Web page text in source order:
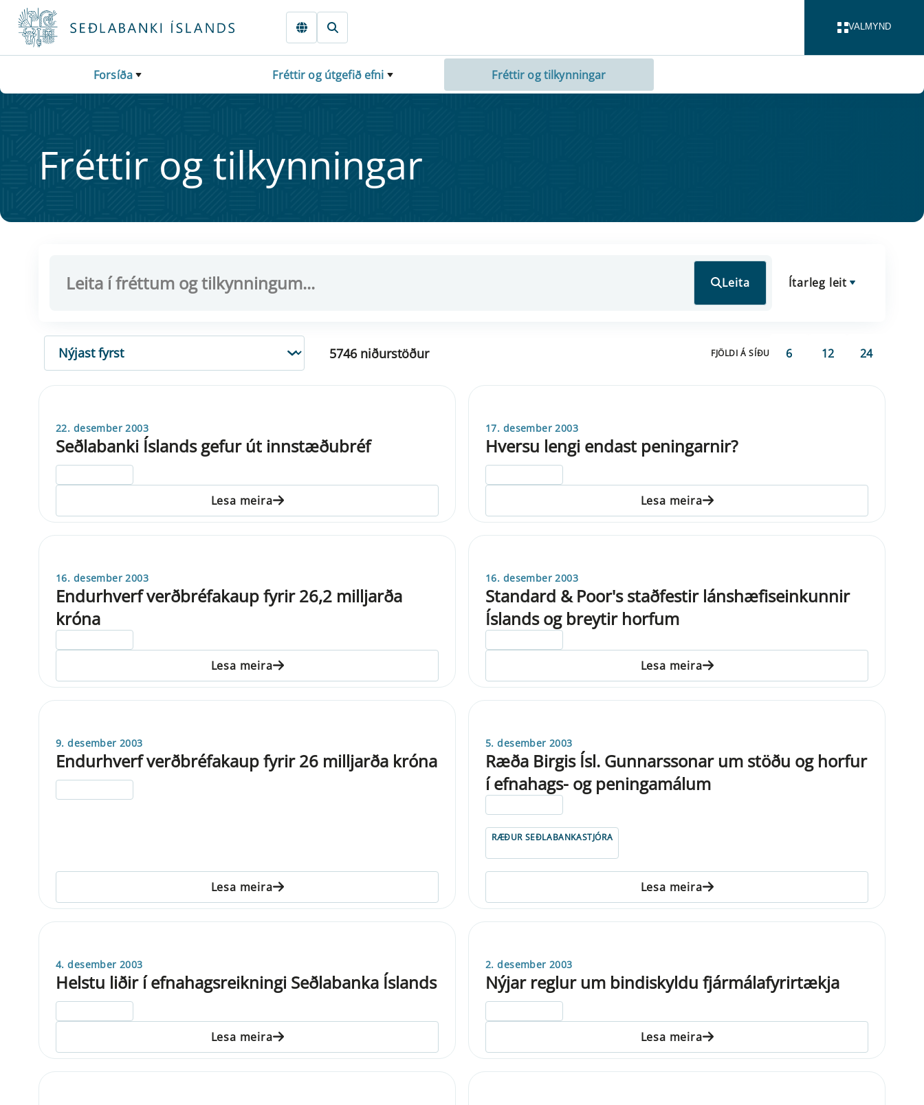
Fara beint í Meginmál
VALMYND
Forsíða Fréttir og útgefið efni Fréttir og tilkynningar
Frétt­ir og til­kynn­ing­ar
Leita Ítarleg leit
RÖÐUN
5746 niðurstöður FJÖLDI Á SÍÐU 6 12 24
22. desember 2003
Seðlabanki Íslands gefur út innstæðubréf
Lesa meira
17. desember 2003
Hversu lengi endast peningarnir?
Lesa meira
16. desember 2003
Endurhverf verðbréfakaup fyrir 26,2 milljarða
króna
Lesa meira
16. desember 2003
Standard & Poor's staðfestir lánshæfiseinkunnir
Íslands og breytir horfum
Lesa meira
9. desember 2003
Endurhverf verðbréfakaup fyrir 26 milljarða króna
Lesa meira
5. desember 2003
Ræða Birgis Ísl. Gunnarssonar um stöðu og horfur
í efnahags- og peningamálum
RÆÐUR SEÐLABANKASTJÓRA
Lesa meira
4. desember 2003
Helstu liðir í efnahagsreikningi Seðlabanka Íslands
Lesa meira
2. desember 2003
Nýjar reglur um bindiskyldu fjármálafyrirtækja
Lesa meira